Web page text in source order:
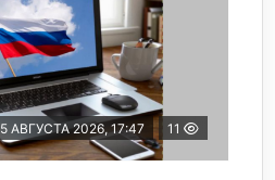
5 АВГУСТА 2026, 17:47 11